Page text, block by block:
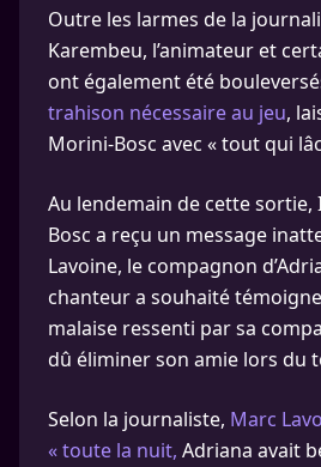
Outre les larmes de la
Karembeu, l’animateur et
ont également été
trahison nécessaire au jeu,
Morini-Bosc avec « tout qui
Au lendemain de cette sortie,
Bosc a reçu un message
Lavoine, le compagnon
chanteur a souhaité
malaise ressenti par sa
dû éliminer son amie lors du
Selon la journaliste, Marc
« toute la nuit, Adriana avait